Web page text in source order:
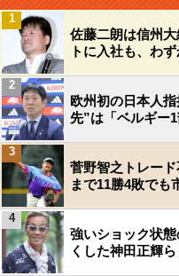
佐藤二朗は信州
トに入社も、わ
1
欧州初の日本人
先”は「ベルギー
2
菅野智之トレー
まで11勝4敗でも
3
強いショック状
くした神田正輝
4